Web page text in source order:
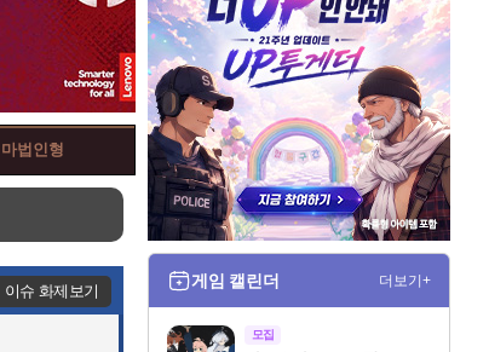
이
트
마법인형
이슈 화제보기
게임 캘린더 더보기+
모집